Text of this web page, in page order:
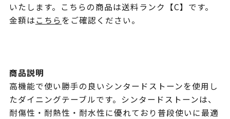
いたします。こちらの商品は送料ランク【C】です。
金額はこちらをご確認ください。
商品説明
高機能で使い勝手の良いシンタードストーンを使用し
たダイニングテーブルです。シンタードストーンは、
耐傷性・耐熱性・耐水性に優れており普段使いに最適